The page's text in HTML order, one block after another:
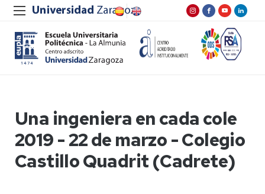
Una ingeniera en cada cole
2019 - 22 de marzo - Colegio
Castillo Quadrit (Cadrete)